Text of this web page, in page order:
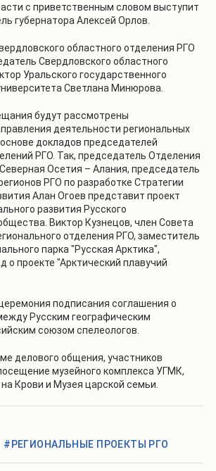
с приветственным словом выступит
губернатора Алексей Орлов.
областного отделения РГО
Свердловского областного
Уральского государственного
Светлана Минюрова.
будут рассмотрены
деятельности региональных
докладов председателей
РГО. Так, председатель Отделения
Осетия – Алания, председатель
РГО по разработке Стратегии
Алан Огоев представит проект
развития Русского
Виктор Кузнецов, член Совета
отделения РГО, заместитель
парка "Русская Арктика",
о проекте "Арктический плавучий
подписания соглашения о
Русским географическим
союзом спелеологов.
делового общения, участников
музейного комплекса УГМК,
Крови и Музея царской семьи.
#РЕГИОНАЛЬНЫЕ ПРОЕКТЫ РГО